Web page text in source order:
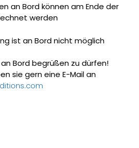
an Bord können am Ende der
werden
ist an Bord nicht möglich
Bord begrüßen zu dürfen!
sie gern eine E-Mail an